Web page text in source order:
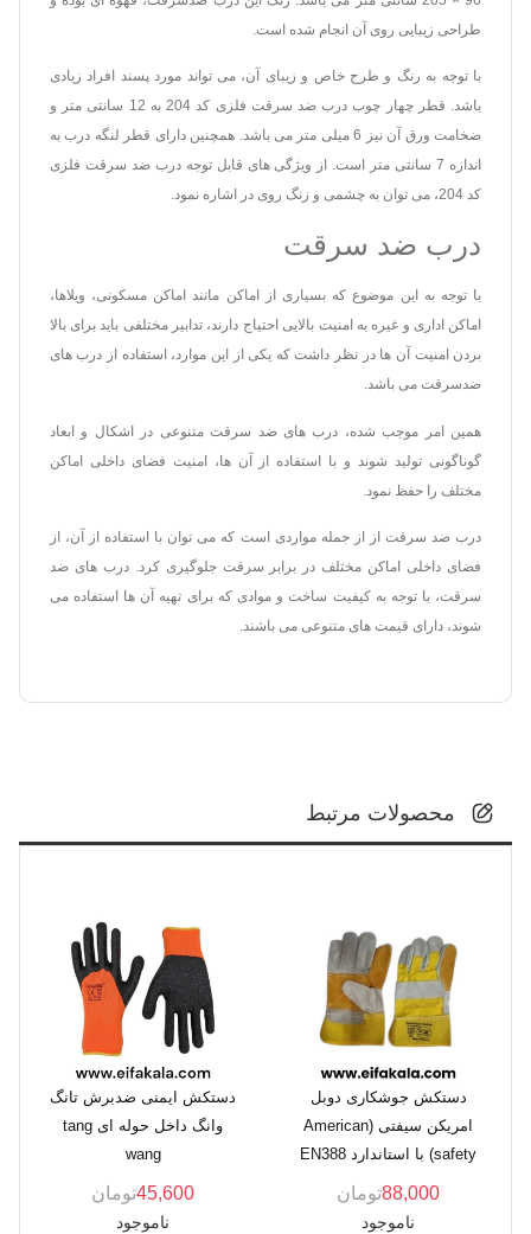
طراحی زیبایی روی آن انجام شده است.
با توجه به رنگ و طرح خاص و زیبای آن، می تواند مورد پسند افراد زیادی
باشد. قطر چهار چوب درب ضد سرقت فلزی کد 204 به 12 سانتی متر و
ضخامت ورق آن نیز 6 میلی متر می باشد. همچنین دارای قطر لنگه درب به
اندازه 7 سانتی متر است. از ویژگی های قابل توجه درب ضد سرقت فلزی
کد 204، می توان به چشمی و زنگ روی در اشاره نمود.
درب ضد سرقت
با توجه به این موضوع که بسیاری از اماکن مانند اماکن مسکونی، ویلاها،
اماکن اداری و غیره به امنیت بالایی احتیاج دارند، تدابیر مختلفی باید برای بالا
بردن امنیت آن ها در نظر داشت که یکی از این موارد، استفاده از درب های
ضدسرقت می باشد.
همین امر موجب شده، درب های ضد سرقت متنوعی در اشکال و ابعاد
گوناگونی تولید شوند و با استفاده از آن ها، امنیت فضای داخلی اماکن
مختلف را حفظ نمود.
درب ضد سرقت از از جمله مواردی است که می توان با استفاده از آن، از
فضای داخلی اماکن مختلف در برابر سرقت جلوگیری کرد. درب های ضد
سرقت، با توجه به کیفیت ساخت و موادی که برای تهیه آن ها استفاده می
شوند، دارای قیمت های متنوعی می باشند.
محصولات مرتبط
دستکش جوشکاری دوبل
امریکن سیفتی (American
safety) با استاندارد EN388
88,000تومان
ناموجود
دستکش ایمنی ضدبرش تانگ
وانگ داخل حوله ای tang
wang
45,600تومان
ناموجود